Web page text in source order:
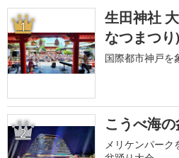
1
生田神社
なつまつ
国際都市神戸を
2 こうべ海
メリケンパー